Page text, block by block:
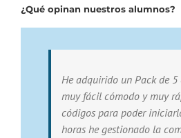
¿Qué opinan nuestros alumnos?
He adquirido un Pack de 5
muy fácil cómodo y muy
códigos para poder
horas he gestionado la